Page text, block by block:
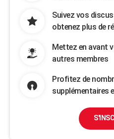
Suivez vos
obtenez plus de
Mettez en avant
autres membres
Profitez de
supplémentaires